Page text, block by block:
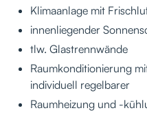
Klimaanlage mit
innenliegender
tlw. Glastrennwände
Raumkonditionierung
individuell regelbarer
Raumheizung und -